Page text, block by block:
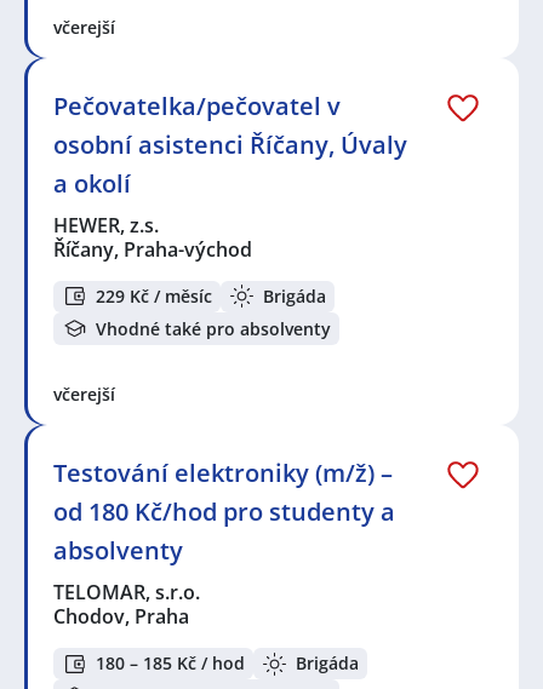
včerejší
Pečovatelka/pečovatel v
osobní asistenci Říčany, Úvaly
a okolí
HEWER, z.s.
Říčany, Praha-východ
229 Kč / měsíc
Brigáda
Vhodné také pro absolventy
včerejší
Testování elektroniky (m/ž) –
od 180 Kč/hod pro studenty a
absolventy
TELOMAR, s.r.o.
Chodov, Praha
180 – 185 Kč / hod
Brigáda